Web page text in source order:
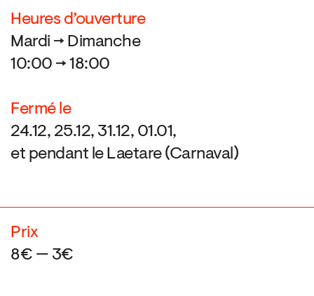
Heures d’ouverture
Mardi → Dimanche
10:00 → 18:00
Fermé le
24.12, 25.12, 31.12, 01.01,
et pendant le Laetare (Carnaval)
Prix
8€ — 3€